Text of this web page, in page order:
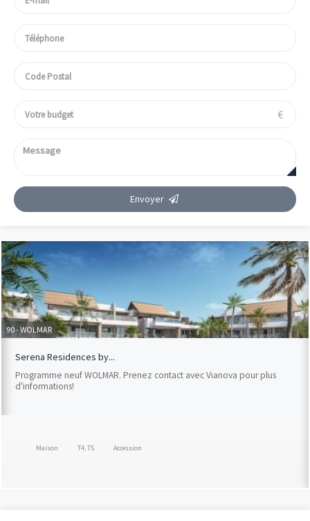
€
Envoyer
90 - WOLMAR
Serena Residences by...
Programme neuf WOLMAR. Prenez contact avec Vianova pour plus
d'informations!
Maison T4, T5 Accession